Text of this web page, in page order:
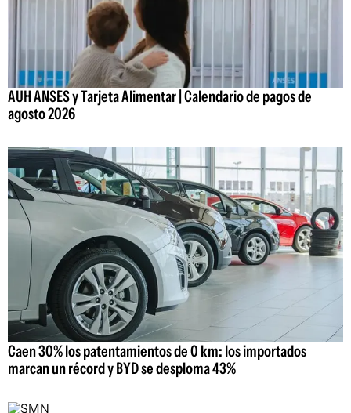
AUH ANSES y Tarjeta Alimentar | Calendario de pagos de
agosto 2026
Caen 30% los patentamientos de 0 km: los importados
marcan un récord y BYD se desploma 43%